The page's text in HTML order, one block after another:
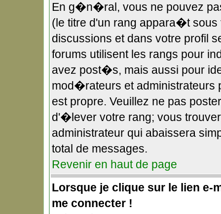
En g�n�ral, vous ne pouvez
(le titre d'un rang appara�t
discussions et dans votre profil
forums utilisent les rangs pour
avez post�s, mais aussi pour
mod�rateurs et administrateurs
est propre. Veuillez ne pas
d'�lever votre rang; vous
administrateur qui abaissera
total de messages.
Revenir en haut de page
Lorsque je clique sur le lien e-
me connecter !